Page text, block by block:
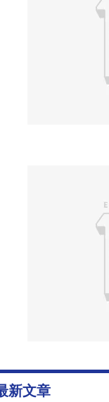
新文章